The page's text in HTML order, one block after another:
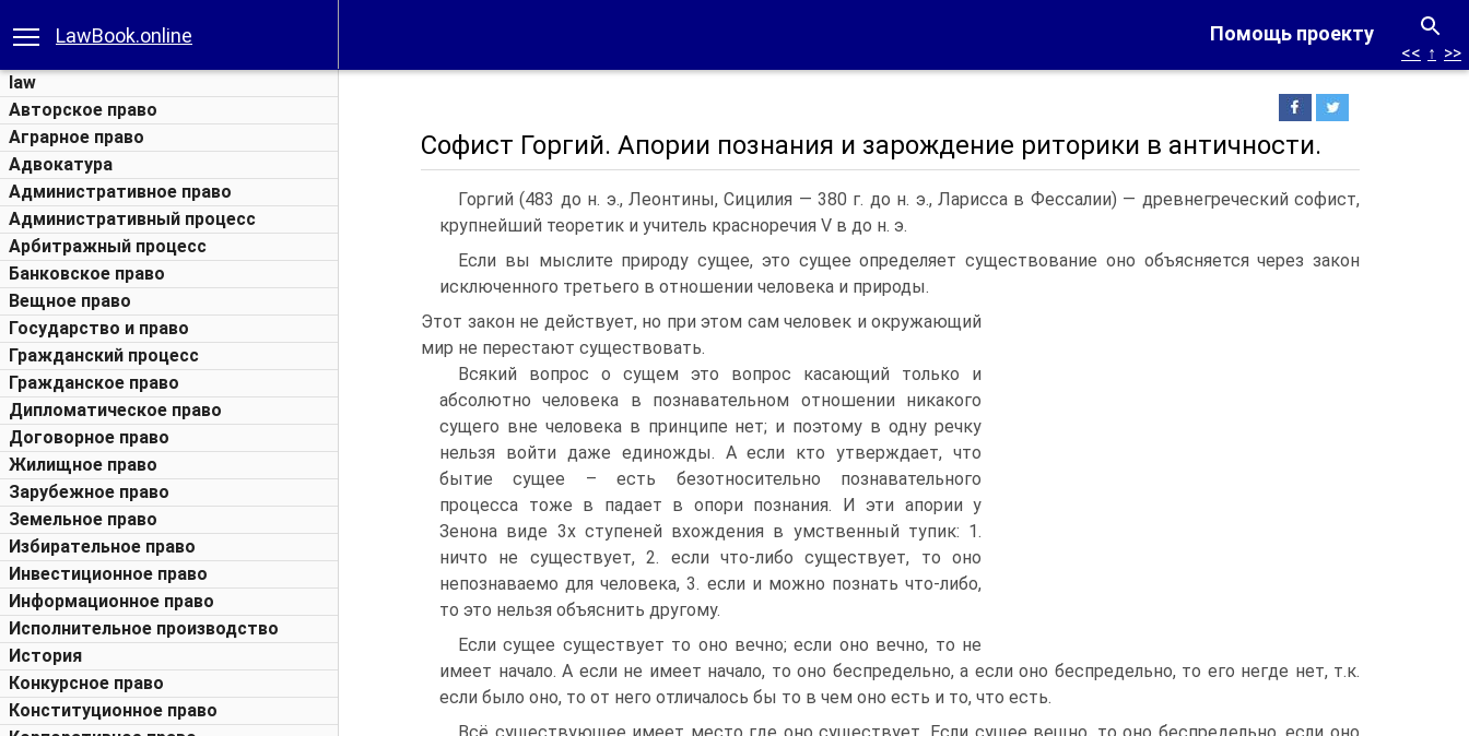
Помощь проекту
LawBook.online
law
Авторское право
Аграрное право
Адвокатура
Административное право
Административный процесс
Арбитражный процесс
Банковское право
Вещное право
Государство и право
Гражданский процесс
Гражданское право
Дипломатическое право
Договорное право
Жилищное право
Зарубежное право
Земельное право
Избирательное право
Инвестиционное право
Информационное право
Исполнительное производство
История
Конкурсное право
Конституционное право
<< ↑ >>
Софист Горгий. Апории познания и зарождение риторики в античности.
Горгий (483 до н. э., Леонтины, Сицилия — 380 г. до н. э., Ларисса в Фессалии) — древнегреческий софист,
крупнейший теоретик и учитель красноречия V в до н. э.
Если вы мыслите природу сущее, это сущее определяет существование оно объясняется через закон
исключенного третьего в отношении человека и природы.
Этот закон не действует, но при этом сам человек и окружающий
мир не перестают существовать.
Всякий вопрос о сущем это вопрос касающий только и
абсолютно человека в познавательном отношении никакого
сущего вне человека в принципе нет; и поэтому в одну речку
нельзя войти даже единожды. А если кто утверждает, что
бытие сущее – есть безотносительно познавательного
процесса тоже в падает в опори познания. И эти апории у
Зенона виде 3х ступеней вхождения в умственный тупик: 1.
ничто не существует, 2. если что-либо существует, то оно
непознаваемо для человека, 3. если и можно познать что-либо,
то это нельзя объяснить другому.
Если сущее существует то оно вечно; если оно вечно, то не
имеет начало. А если не имеет начало, то оно беспредельно, а если оно беспредельно, то его негде нет, т.к.
если было оно, то от него отличалось бы то в чем оно есть и то, что есть.